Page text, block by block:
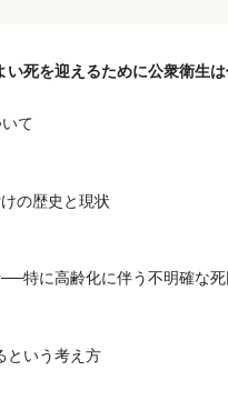
死を迎えるために公衆衛生
て
の歴史と現状
特に高齢化に伴う不明確な
という考え方